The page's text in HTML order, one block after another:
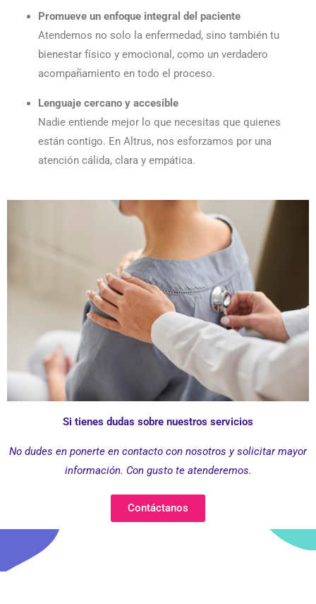
Promueve un enfoque integral del paciente
Atendemos no solo la enfermedad, sino también tu
bienestar físico y emocional, como un verdadero
acompañamiento en todo el proceso.
Lenguaje cercano y accesible
Nadie entiende mejor lo que necesitas que quienes
están contigo. En Altrus, nos esforzamos por una
atención cálida, clara y empática.
Si tienes dudas sobre nuestros servicios
No dudes en ponerte en contacto con nosotros y solicitar mayor
información. Con gusto te atenderemos.
Contáctanos